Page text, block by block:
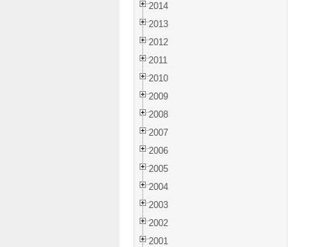
2014
2013
2012
2011
2010
2009
2008
2007
2006
2005
2004
2003
2002
2001